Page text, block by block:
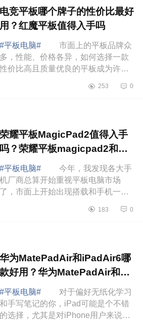
电竞平板哪个牌子的性价比最好
用？红魔平板值得入手吗
#平板电脑#
市面上的平板品牌众
多，性能、价格各异，如何选择一款
性价比高且质量优良的平板成为许多
介绍下电竞平板哪个牌子的性价比最
253 0
荣耀平板MagicPad2值得入手
吗？荣耀平板magicpad2和
magicpad13对比哪款好
#平板电脑#
今年，我发现各大手
机厂商总算开始重视平板电脑市场
了，市面上开始出现搭载和手机一样
经依稀出现了几款搭载高通最新的第
183 0
华为MatePadAir和iPadAir6哪
款好用？华为MatePadAir和
iPadAir6怎么选择
#平板电脑#
对于偏好无纸化学习
和手写笔记的你，iPad可能是个不错
的选择，尤其是对iPhone用户来说，